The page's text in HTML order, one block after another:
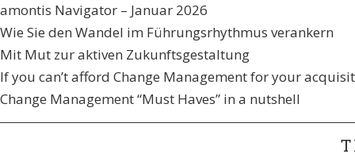
amontis Navigator – Januar 2026
Wie Sie den Wandel im Führungsrhythmus verankern​
Mit Mut zur aktiven Zukunftsgestaltung
If you can’t afford Change Management for your
Change Management “Must Haves” in a nutshell